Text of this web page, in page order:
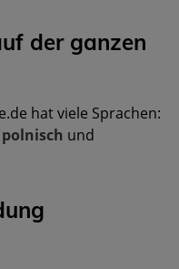
der ganzen
hat viele Sprachen:
polnisch und